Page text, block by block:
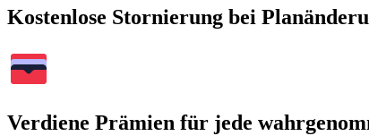
Kostenlose Stornierung bei
Verdiene Prämien für jede